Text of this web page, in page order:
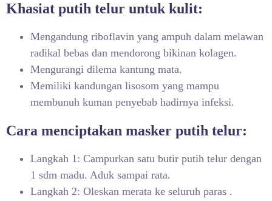
Khasiat putih telur untuk kulit:
Mengandung riboflavin yang ampuh dalam melawan
radikal bebas dan mendorong bikinan kolagen.
Mengurangi dilema kantung mata.
Memiliki kandungan lisosom yang mampu
membunuh kuman penyebab hadirnya infeksi.
Cara menciptakan masker putih telur:
Langkah 1: Campurkan satu butir putih telur dengan
1 sdm madu. Aduk sampai rata.
Langkah 2: Oleskan merata ke seluruh paras .